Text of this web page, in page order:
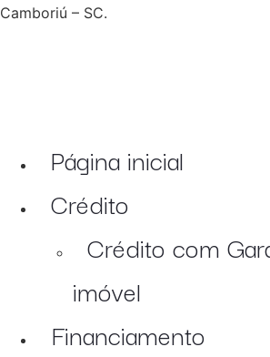
Camboriú – SC.
Página inicial
Crédito
Crédito com
imóvel
Financiamento